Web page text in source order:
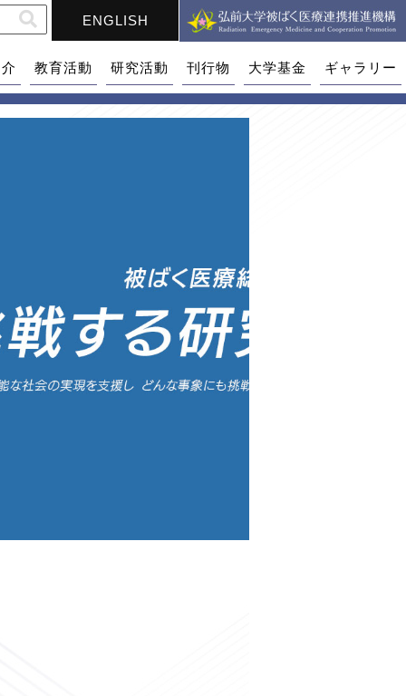
ENGLISH
教育活動 研究活動 刊行物 大学基金 ギャラリー